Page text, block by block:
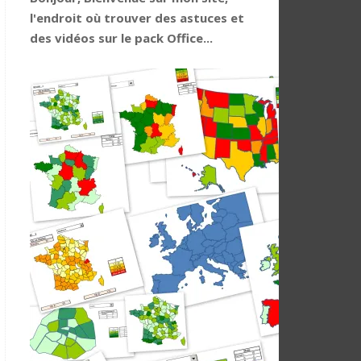
l'endroit où trouver des astuces et
des vidéos sur le pack Office...